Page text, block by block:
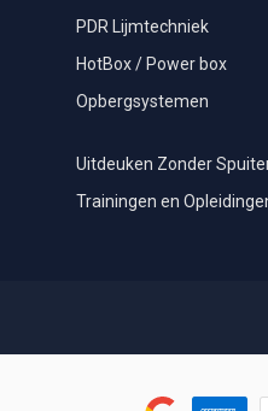
PDR Lijmtechniek
HotBox / Power box
Opbergsystemen
Uitdeuken Zonder
Trainingen en